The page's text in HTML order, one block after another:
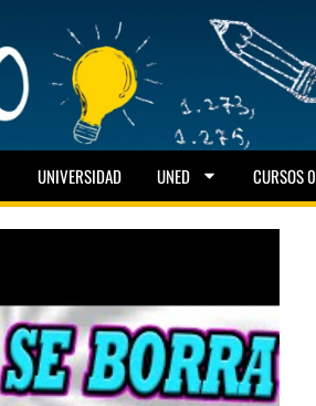
UNIVERSIDAD UNED CURSOS 0